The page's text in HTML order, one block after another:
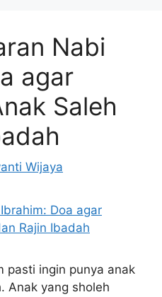
Nabi
agar
Saleh
Wijaya
pasti ingin punya anak
Anak yang sholeh